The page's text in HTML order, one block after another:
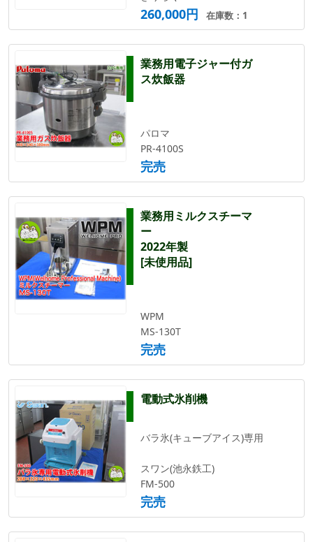
260,000円 在庫数：1
業務用電子ジャー付ガ
ス炊飯器
パロマ
PR-4100S
完売
業務用ミルクスチーマ
ー
2022年製
[未使用品]
WPM
MS-130T
完売
電動式氷削機
バラ氷(キューブアイス)専用
スワン(池永鉄工)
FM-500
完売